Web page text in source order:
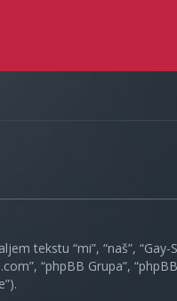
tekstu “mi”, “naš”, “Gay-
“phpBB Grupa”,